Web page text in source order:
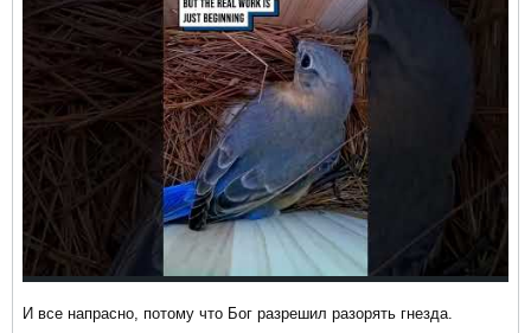
И все напрасно, потому что Бог разрешил разорять гнезда.